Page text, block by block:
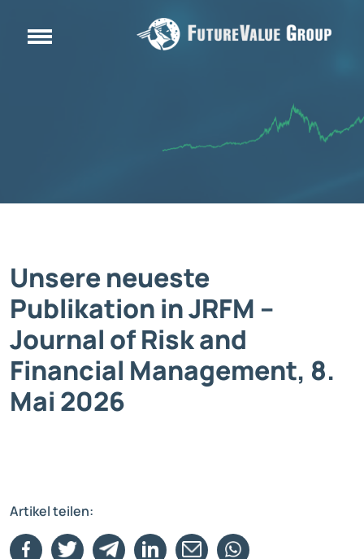
Unsere neueste
Publikation in JRFM –
Journal of Risk and
Financial Management, 8.
Mai 2026
Artikel teilen: